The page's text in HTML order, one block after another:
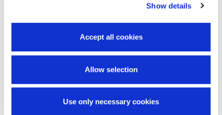
Show details
Accept all cookies
Allow selection
Use only necessary cookies